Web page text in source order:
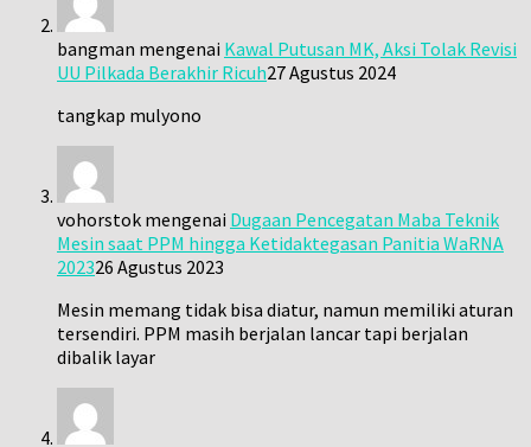
bangman mengenai Kawal Putusan MK, Aksi Tolak Revisi
UU Pilkada Berakhir Ricuh27 Agustus 2024
tangkap mulyono
vohorstok mengenai Dugaan Pencegatan Maba Teknik
Mesin saat PPM hingga Ketidaktegasan Panitia WaRNA
202326 Agustus 2023
Mesin memang tidak bisa diatur, namun memiliki aturan
tersendiri. PPM masih berjalan lancar tapi berjalan
dibalik layar